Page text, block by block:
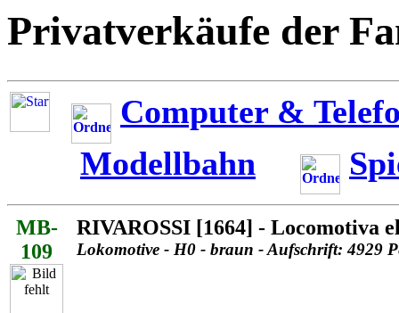
Privatverkäufe der
Computer &
Modellbahn
MB-
109
RIVAROSSI [1664] - Locomotiva
Lokomotive - H0 - braun - Aufschrift: 4929